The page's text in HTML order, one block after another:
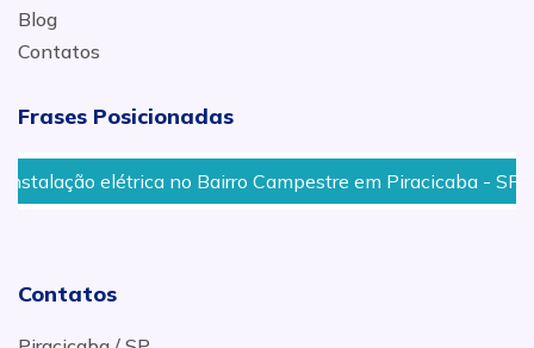
Blog
Contatos
Frases Posicionadas
elétrica no Bairro Campestre em Piracicaba - SP
Contatos